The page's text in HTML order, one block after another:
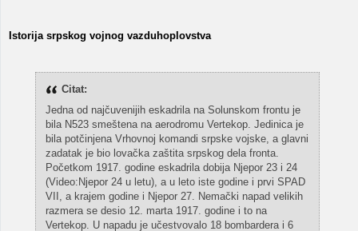
Istorija srpskog vojnog vazduhoplovstva
Citat:
Jedna od najčuvenijih eskadrila na Solunskom frontu je
bila N523 smeštena na aerodromu Vertekop. Jedinica je
bila potčinjena Vrhovnoj komandi srpske vojske, a glavni
zadatak je bio lovačka zaštita srpskog dela fronta.
Početkom 1917. godine eskadrila dobija Njepor 23 i 24
(Video:Njepor 24 u letu), a u leto iste godine i prvi SPAD
VII, a krajem godine i Njepor 27. Nemački napad velikih
razmera se desio 12. marta 1917. godine i to na
Vertekop. U napadu je učestvovalo 18 bombardera i 6